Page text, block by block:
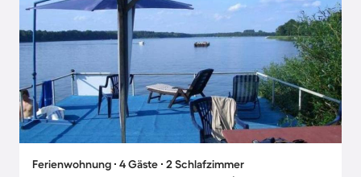
Ferienwohnung ∙ 4 Gäste ∙ 2 Schlafzimmer